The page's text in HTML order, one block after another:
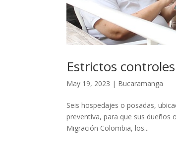
Estrictos
May 19, 2023 | Bucaramanga
Seis hospedajes o posadas,
preventiva, para que sus dueños
Migración Colombia, los...